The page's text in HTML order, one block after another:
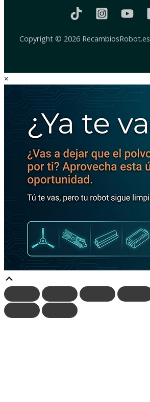
Copyright © 2026 RecambiosRobot.es
×